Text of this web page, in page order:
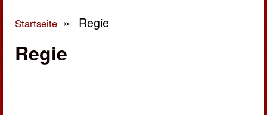
Sie sind hier
Startseite » Regie
Regie